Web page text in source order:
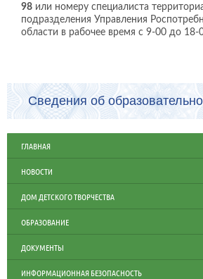
98 или номеру специалиста
подразделения Управления
области в рабочее время с 9-00 до
Сведения об
ГЛАВНАЯ
НОВОСТИ
ДОМ ДЕТСКОГО ТВОРЧЕСТВА
ОБРАЗОВАНИЕ
ДОКУМЕНТЫ
ИНФОРМАЦИОННАЯ БЕЗОПАСНОСТЬ